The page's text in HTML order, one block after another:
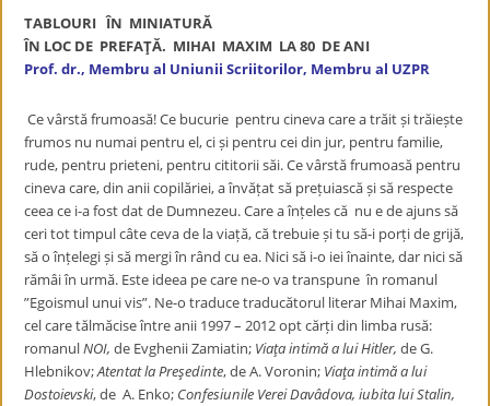
TABLOURI ÎN MINIATURĂ
ÎN LOC DE PREFAŢĂ. MIHAI MAXIM LA 80 DE ANI
Prof. dr., Membru al Uniunii Scriitorilor, Membru al UZPR
Ce vârstă frumoasă! Ce bucurie pentru cineva care a trăit și trăiește
frumos nu numai pentru el, ci și pentru cei din jur, pentru familie,
rude, pentru prieteni, pentru cititorii săi. Ce vârstă frumoasă pentru
cineva care, din anii copilăriei, a învățat să prețuiască și să respecte
ceea ce i-a fost dat de Dumnezeu. Care a înțeles că nu e de ajuns să
ceri tot timpul câte ceva de la viață, că trebuie și tu să-i porți de grijă,
să o înțelegi și să mergi în rând cu ea. Nici să i-o iei înainte, dar nici să
rămâi în urmă. Este ideea pe care ne-o va transpune în romanul
”Egoismul unui vis”. Ne-o traduce traducătorul literar Mihai Maxim,
cel care tălmăcise între anii 1997 – 2012 opt cărți din limba rusă:
romanulNOI, de Evghenii Zamiatin; Viaţa intimă a lui Hitler,de G.
Hlebnikov;Atentat la Preşedinte, de A. Voronin; Viaţa intimă a lui
Dostoievski, de A. Enko; Confesiunile Verei Davâdova, iubita lui Stalin,